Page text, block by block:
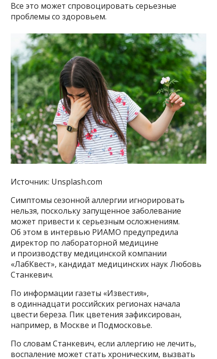
Все это может спровоцировать серьезные
проблемы со здоровьем.
Источник: Unsplash.com
Симптомы сезонной аллергии игнорировать
нельзя, поскольку запущенное заболевание
может привести к серьезным осложнениям.
Об этом в интервью РИАМО предупредила
директор по лабораторной медицине
и производству медицинской компании
«ЛабКвест», кандидат медицинских наук Любовь
Станкевич.
По информации газеты «Известия»,
в одиннадцати российских регионах начала
цвести береза. Пик цветения зафиксирован,
например, в Москве и Подмосковье.
По словам Станкевич, если аллергию не лечить,
воспаление может стать хроническим, вызвать